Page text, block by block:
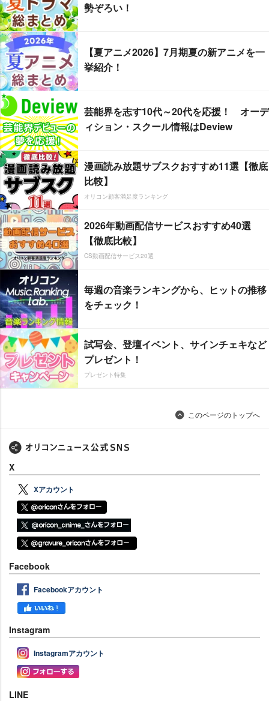
勢ぞろい！
【夏アニメ2026】7月期夏の新アニメを一
挙紹介！
芸能界を志す10代～20代を応援！ オーデ
ィション・スクール情報はDeview
漫画読み放題サブスクおすすめ11選【徹底
比較】
オリコン顧客満足度ランキング
2026年動画配信サービスおすすめ40選
【徹底比較】
CS動画配信サービス20選
毎週の音楽ランキングから、ヒットの推移
をチェック！
試写会、登壇イベント、サインチェキなど
プレゼント！
プレゼント特集
このページのトップへ
X
Xアカウント
Facebook
Facebookアカウント
Instagram
Instagramアカウント
LINE